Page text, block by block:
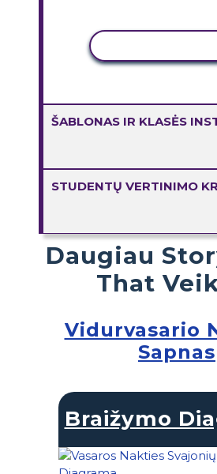
ŠABLONAS IR KLASĖS
STUDENTŲ VERTINIMO
Daugiau
That
Vidurvasario
Sapnas
Braižymo